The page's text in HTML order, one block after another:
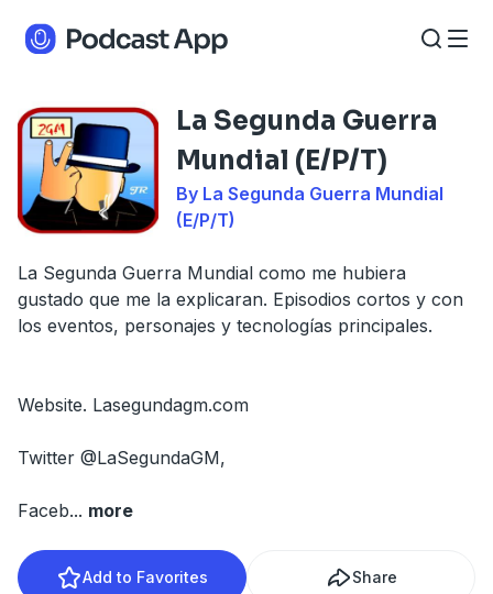
La Segunda Guerra
Mundial (E/P/T)
By La Segunda Guerra Mundial
(E/P/T)
La Segunda Guerra Mundial como me hubiera
gustado que me la explicaran. Episodios cortos y con
los eventos, personajes y tecnologías principales.
Website. Lasegundagm.com
Twitter @LaSegundaGM,
Faceb... more
Add to Favorites Share